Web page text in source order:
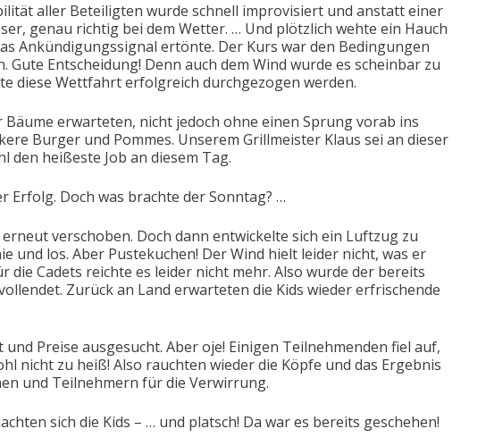
aller Beteiligten wurde schnell improvisiert und anstatt einer
genau richtig bei dem Wetter. … Und plötzlich wehte ein Hauch
Ankündigungssignal ertönte. Der Kurs war den Bedingungen
Entscheidung! Denn auch dem Wind wurde es scheinbar zu
diese Wettfahrt erfolgreich durchgezogen werden.
erwarteten, nicht jedoch ohne einen Sprung vorab ins
Burger und Pommes. Unserem Grillmeister Klaus sei an dieser
heißeste Job an diesem Tag.
Erfolg. Doch was brachte der Sonntag? …
verschoben. Doch dann entwickelte sich ein Luftzug zu
und los. Aber Pustekuchen! Der Wind hielt leider nicht, was er
die Cadets reichte es leider nicht mehr. Also wurde der bereits
Zurück an Land erwarteten die Kids wieder erfrischende
Preise ausgesucht. Aber oje! Einigen Teilnehmenden fiel auf,
nicht zu heiß! Also rauchten wieder die Köpfe und das Ergebnis
und Teilnehmern für die Verwirrung.
sich die Kids – … und platsch! Da war es bereits geschehen!